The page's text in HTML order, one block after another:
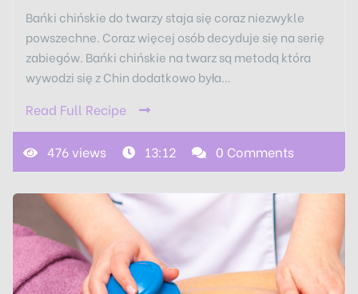
Bańki chińskie do twarzy staja się coraz niezwykle
powszechne. Coraz więcej osób decyduje się na serię
zabiegów. Bańki chińskie na twarz są metodą która
wywodzi się z Chin dodatkowo była…
Read Full Recipe
476 views 13:12 0 Comments